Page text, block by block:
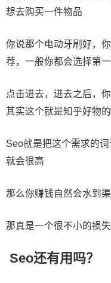
想去购买一件物品
你说那个电动牙刷好，
荐，一般你都会选择第
点击进去，进去之后，
其实这个就是知乎好物
Seo就是把这个需求的
就会很高
那么你赚钱自然会水到
那真是一个很不小的损失
Seo还有用吗？